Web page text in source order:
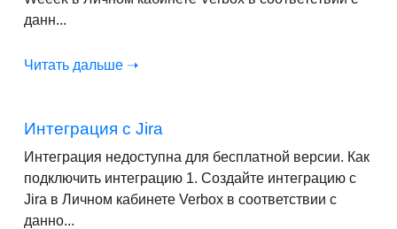
данн...
Читать дальше ➝
Интеграция с Jira
Интеграция недоступна для бесплатной версии. Как
подключить интеграцию 1. Создайте интеграцию с
Jira в Личном кабинете Verbox в соответствии с
данно...